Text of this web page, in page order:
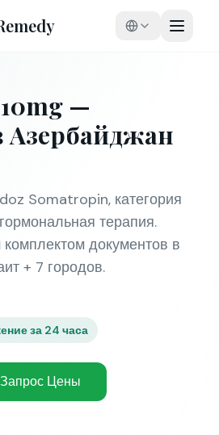
—
Азербайджан
Somatropin, категория
терапия.
документов в
+ 7 городов.
за 24 часа
Цены